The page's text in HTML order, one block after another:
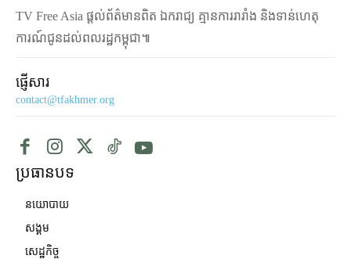
TV Free Asia ផ្ដល់ព័ត៌មានពិត ឯករាជ្យ គ្មានការរារាំង និងទាន់ហេតុ
ការណ៍ជូនដល់ពលរដ្ឋកម្ពុជា៕
ផ្ញើសារ
contact@tfakhmer.org
ប្រធានបទ
នយោបាយ
សង្គម
សេដ្ឋកិច្ច